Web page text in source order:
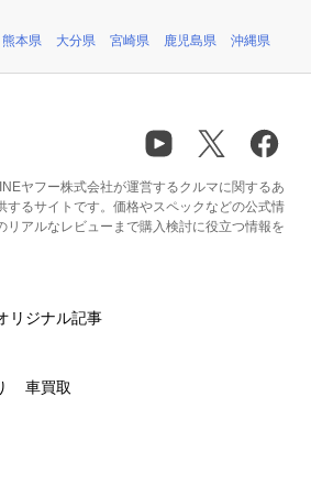
熊本県 大分県 宮崎県 鹿児島県 沖縄県
ヤフー株式会社が運営するクルマに関するあ
するサイトです。価格やスペックなどの公式情
リアルなレビューまで購入検討に役立つ情報を
リジナル記事
車買取